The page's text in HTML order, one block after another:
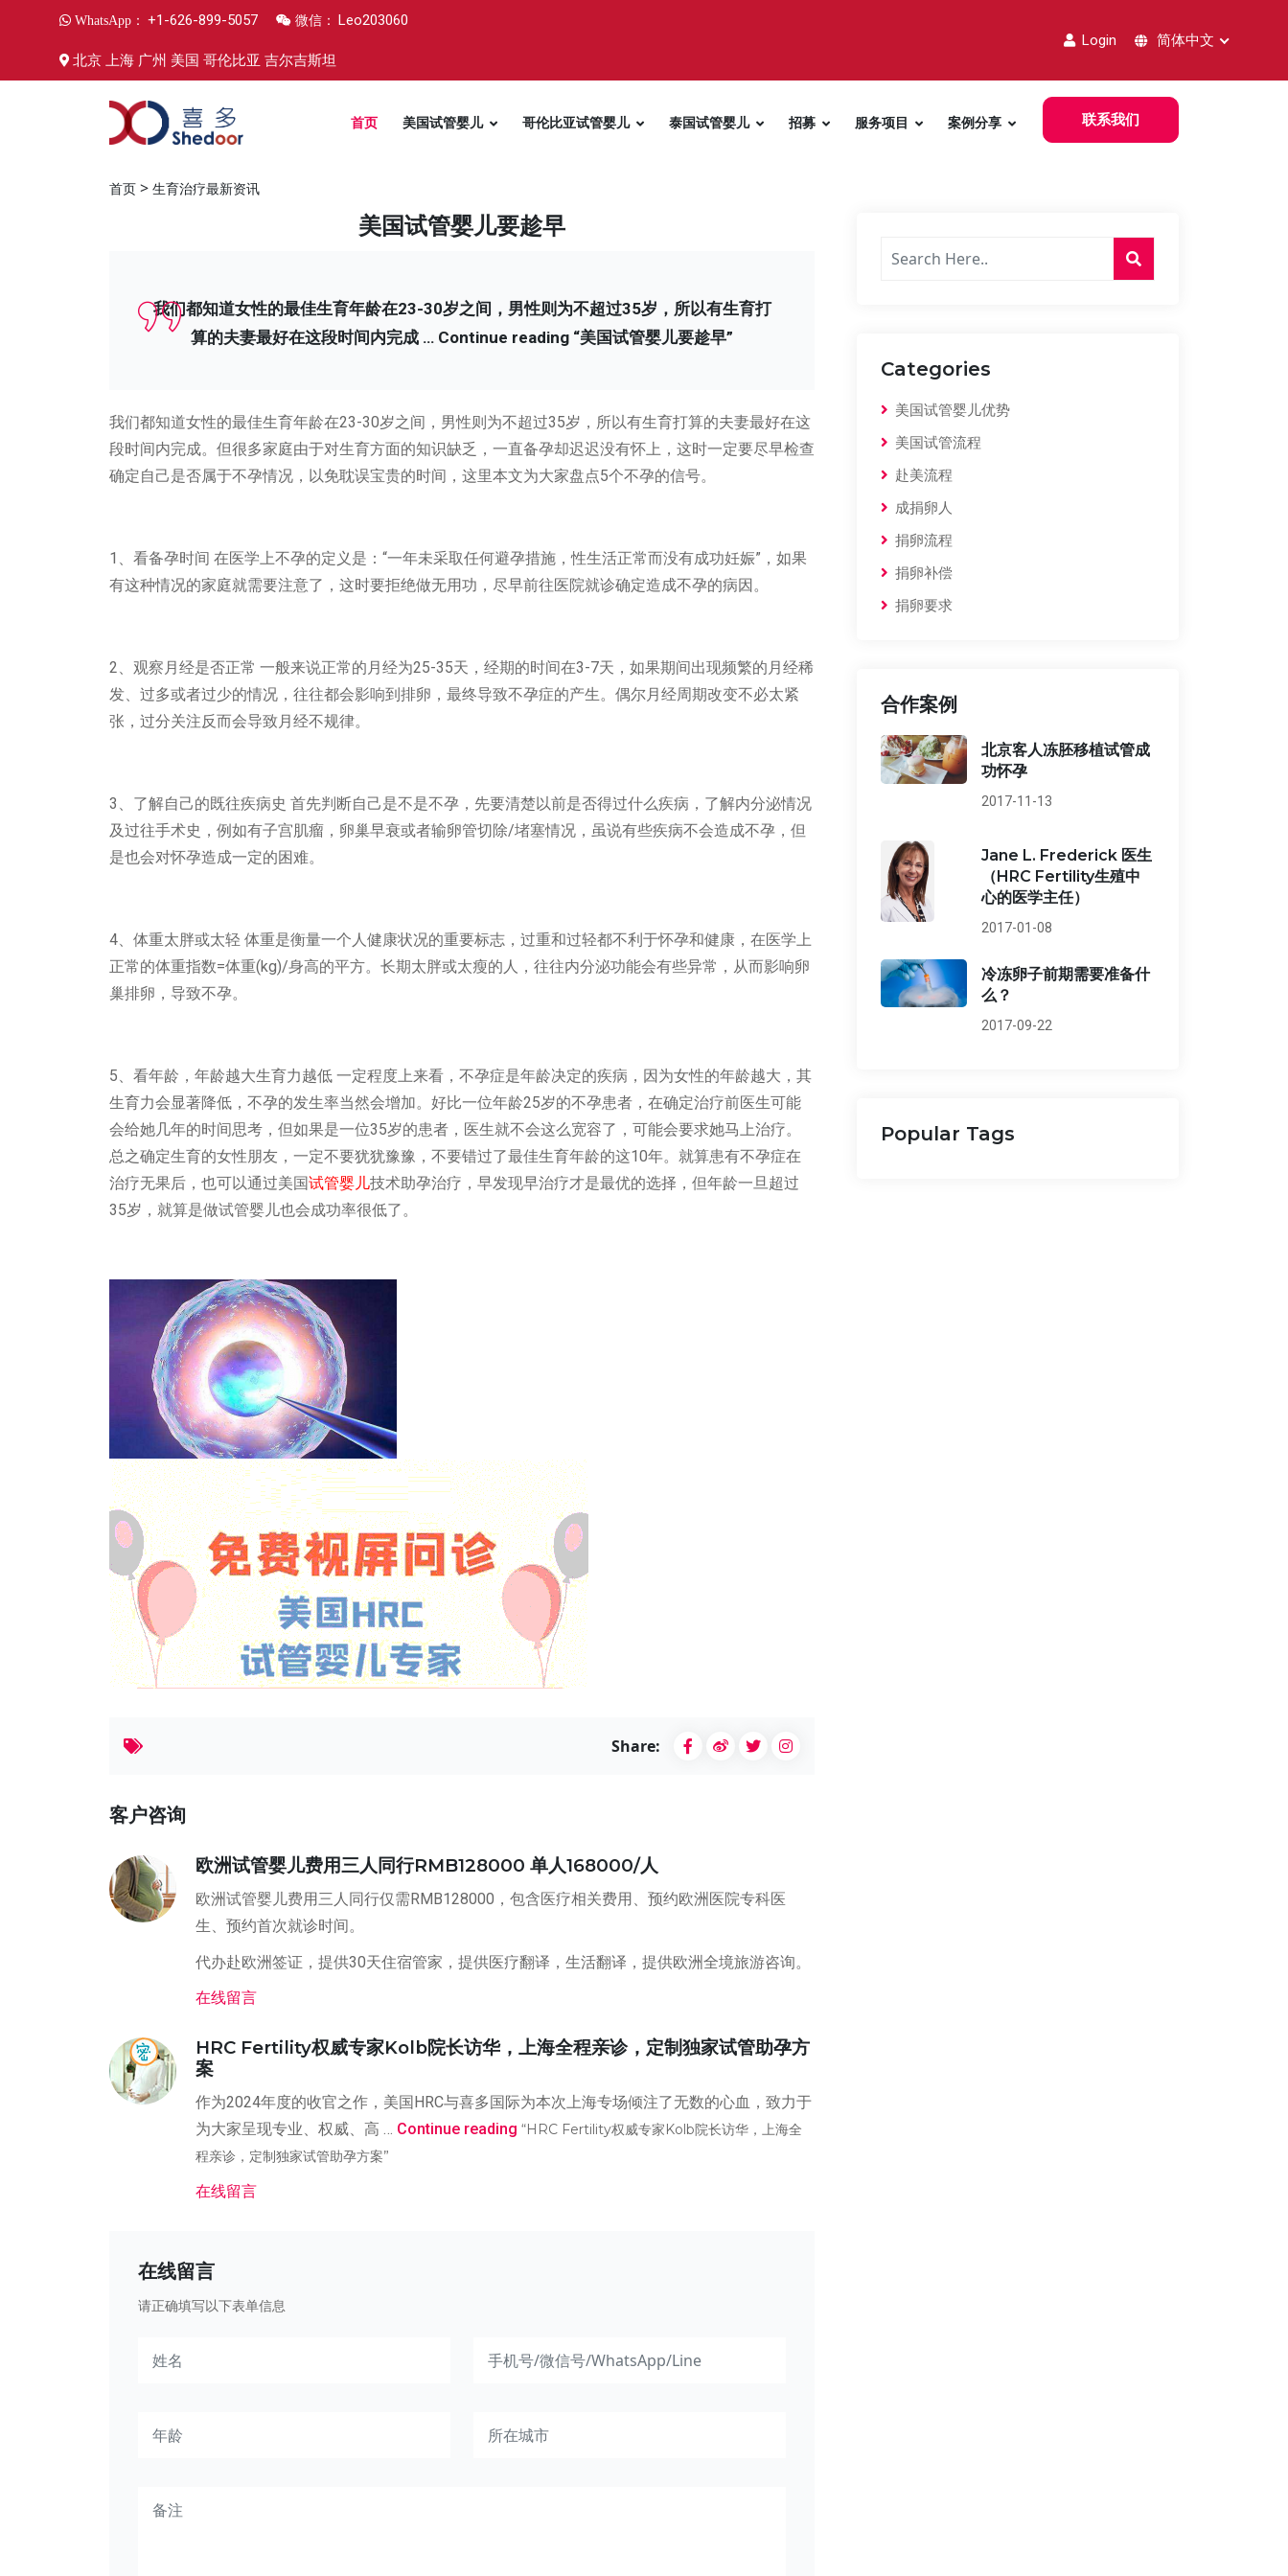
WhatsApp： +1-626-899-5057 微信： Leo203060
北京 上海 广州 美国 哥伦比亚 吉尔吉斯坦
Login 简体中文
首页 美国试管婴儿 哥伦比亚试管婴儿 泰国试管婴儿 招募 服务项目 案例分享 联系我们
首页 > 生育治疗最新资讯
美国试管婴儿要趁早
我们都知道女性的最佳生育年龄在23-30岁之间，男性则为不超过35岁，所以有生育打
算的夫妻最好在这段时间内完成 … Continue reading “美国试管婴儿要趁早”
我们都知道女性的最佳生育年龄在23-30岁之间，男性则为不超过35岁，所以有生育打算的夫妻最好在这
段时间内完成。但很多家庭由于对生育方面的知识缺乏，一直备孕却迟迟没有怀上，这时一定要尽早检查
确定自己是否属于不孕情况，以免耽误宝贵的时间，这里本文为大家盘点5个不孕的信号。
1、看备孕时间 在医学上不孕的定义是：“一年未采取任何避孕措施，性生活正常而没有成功妊娠”，如果
有这种情况的家庭就需要注意了，这时要拒绝做无用功，尽早前往医院就诊确定造成不孕的病因。
2、观察月经是否正常 一般来说正常的月经为25-35天，经期的时间在3-7天，如果期间出现频繁的月经稀
发、过多或者过少的情况，往往都会影响到排卵，最终导致不孕症的产生。偶尔月经周期改变不必太紧
张，过分关注反而会导致月经不规律。
3、了解自己的既往疾病史 首先判断自己是不是不孕，先要清楚以前是否得过什么疾病，了解内分泌情况
及过往手术史，例如有子宫肌瘤，卵巢早衰或者输卵管切除/堵塞情况，虽说有些疾病不会造成不孕，但
是也会对怀孕造成一定的困难。
4、体重太胖或太轻 体重是衡量一个人健康状况的重要标志，过重和过轻都不利于怀孕和健康，在医学上
正常的体重指数=体重(kg)/身高的平方。长期太胖或太瘦的人，往往内分泌功能会有些异常，从而影响卵
巢排卵，导致不孕。
5、看年龄，年龄越大生育力越低 一定程度上来看，不孕症是年龄决定的疾病，因为女性的年龄越大，其
生育力会显著降低，不孕的发生率当然会增加。好比一位年龄25岁的不孕患者，在确定治疗前医生可能
会给她几年的时间思考，但如果是一位35岁的患者，医生就不会这么宽容了，可能会要求她马上治疗。
总之确定生育的女性朋友，一定不要犹犹豫豫，不要错过了最佳生育年龄的这10年。就算患有不孕症在
治疗无果后，也可以通过美国试管婴儿技术助孕治疗，早发现早治疗才是最优的选择，但年龄一旦超过
35岁，就算是做试管婴儿也会成功率很低了。
Share:
客户咨询
欧洲试管婴儿费用三人同行RMB128000 单人168000/人
欧洲试管婴儿费用三人同行仅需RMB128000，包含医疗相关费用、预约欧洲医院专科医
生、预约首次就诊时间。
代办赴欧洲签证，提供30天住宿管家，提供医疗翻译，生活翻译，提供欧洲全境旅游咨询。
在线留言
HRC Fertility权威专家Kolb院长访华，上海全程亲诊，定制独家试管助孕方
案
作为2024年度的收官之作，美国HRC与喜多国际为本次上海专场倾注了无数的心血，致力于
为大家呈现专业、权威、高 … Continue reading “HRC Fertility权威专家Kolb院长访华，上海全
程亲诊，定制独家试管助孕方案”
在线留言
在线留言
请正确填写以下表单信息
Categories
美国试管婴儿优势
美国试管流程
赴美流程
成捐卵人
捐卵流程
捐卵补偿
捐卵要求
合作案例
北京客人冻胚移植试管成
功怀孕
2017-11-13
Jane L. Frederick 医生
（HRC Fertility生殖中
心的医学主任）
2017-01-08
冷冻卵子前期需要准备什
么？
2017-09-22
Popular Tags